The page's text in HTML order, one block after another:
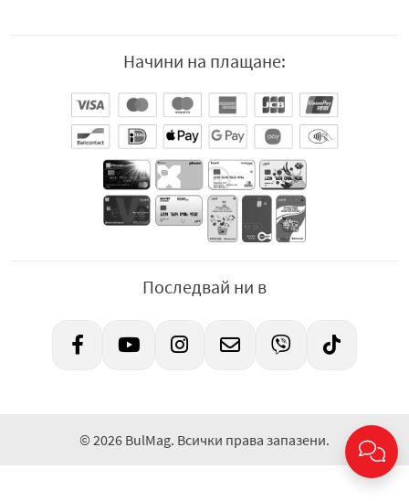
Начини на плащане:
Последвай ни в
© 2026 BulMag. Всички права запазени.